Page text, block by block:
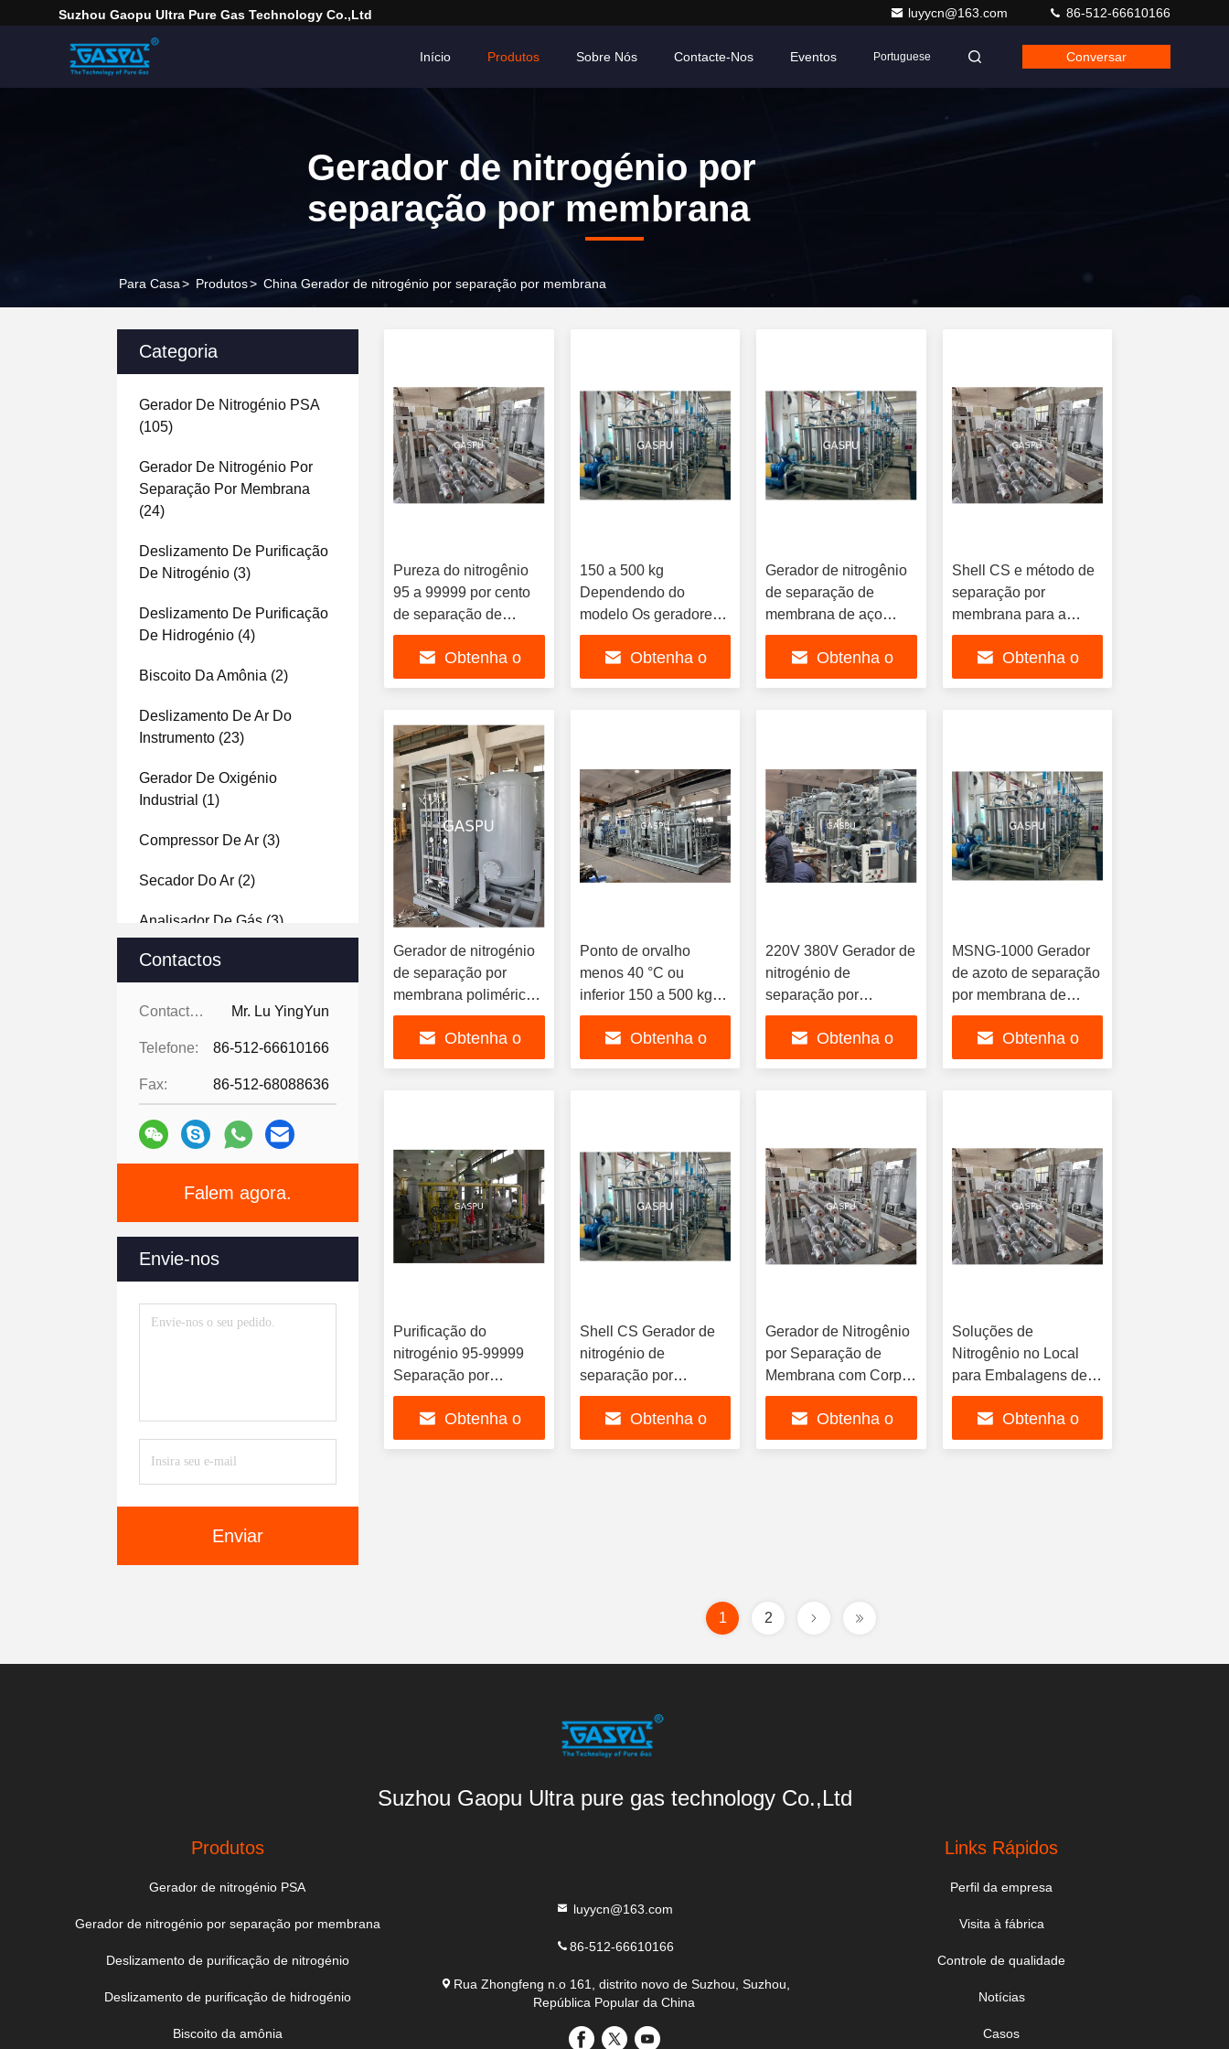
Suzhou Gaopu Ultra Pure Gas Technology Co.,Ltd luyycn@163.com 86-512-66610166
Início Produtos Sobre Nós Contacte-Nos Eventos Portuguese Conversar
Gerador de nitrogénio por
separação por membrana
Para Casa> Produtos> China Gerador de nitrogénio por separação por membrana
Categoria
Gerador De Nitrogénio PSA
(105)
Gerador De Nitrogénio Por
Separação Por Membrana
(24)
Deslizamento De Purificação
De Nitrogénio (3)
Deslizamento De Purificação
De Hidrogénio (4)
Biscoito Da Amônia (2)
Deslizamento De Ar Do
Instrumento (23)
Gerador De Oxigénio
Industrial (1)
Compressor De Ar (3)
Secador Do Ar (2)
Analisador De Gás (3)
Gaspu Científico
Biogás
Contactos
Contactos: Mr. Lu YingYun
Telefone: 86-512-66610166
Fax: 86-512-68088636
Falem agora.
Envie-nos
Enviar
Pureza do nitrogênio
95 a 99999 por cento
de separação de
membrana gerador de
nitrogênio ponto de
orvalho de aço
Celsius ou inferior para
fornecimento de
nitrogênio
Obtenha o
150 a 500 kg
Dependendo do
modelo Os geradores
de membrana
produzem uma pureza
de nitrogênio mais
geradores criogênicos
de nitrogênio
Obtenha o
Gerador de nitrogênio
de separação de
membrana de aço
carbono, modelo de
150 a 500 kg, sistema
de produção de
Obtenha o
Shell CS e método de
separação por
membrana para a
produção de nitrogénio
com capacidade de
150 a 500 kg,
Obtenha o
Gerador de nitrogénio
de separação por
membrana polimérica
CS Shell Temperatura
de funcionamento 5°C
45°C Adequado para
Obtenha o
Ponto de orvalho
menos 40 °C ou
inferior 150 a 500 kg
Dependendo do
modelo Soluções de
nitrogênio no local
Obtenha o
220V 380V Gerador de
nitrogénio de
separação por
membrana Material de
aço carbono 150 a 500
kg Capacidade
Obtenha o
MSNG-1000 Gerador
de azoto de separação
por membrana de
deslizamento CS Shell
Unidade de produção
de azoto durável para
Obtenha o
Purificação do
nitrogénio 95-99999
Separação por
membrana Gerador de
nitrogénio de aço
carbono Taxa de fluxo
Obtenha o
Shell CS Gerador de
nitrogénio de
separação por
membrana Modelo
MSNG 1000
Tecnologia de
Obtenha o
Gerador de Nitrogênio
por Separação de
Membrana com Corpo
em Aço Carbono, Vida
Útil da Membrana de
10-15 Anos e Nível de
Obtenha o
Soluções de
Nitrogênio no Local
para Embalagens de
Alimentos Gerador de
Nitrogênio por
Separação Sistema de
Obtenha o
1 2
Suzhou Gaopu Ultra pure gas technology Co.,Ltd
Produtos
Gerador de nitrogénio PSA
Gerador de nitrogénio por separação por membrana
Deslizamento de purificação de nitrogénio
Deslizamento de purificação de hidrogénio
Biscoito da amônia
luyycn@163.com
86-512-66610166
Rua Zhongfeng n.o 161, distrito novo de Suzhou, Suzhou,
República Popular da China
Links Rápidos
Perfil da empresa
Visita à fábrica
Controle de qualidade
Notícias
Casos